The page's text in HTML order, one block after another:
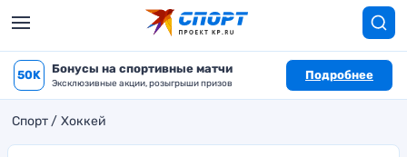
50K Бонусы на спортивные матчи
Эксклюзивные акции, розыгрыши призов
Подробнее
Спорт Хоккей